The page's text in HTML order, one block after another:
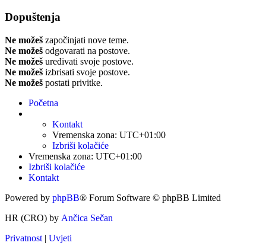
Dopuštenja
Ne možeš započinjati nove teme.
Ne možeš odgovarati na postove.
Ne možeš uređivati svoje postove.
Ne možeš izbrisati svoje postove.
Ne možeš postati privitke.
Početna
Kontakt
Vremenska zona: UTC+01:00
Izbriši kolačiće
Vremenska zona: UTC+01:00
Izbriši kolačiće
Kontakt
Powered by phpBB® Forum Software © phpBB Limited
HR (CRO) by Ančica Sečan
Privatnost | Uvjeti